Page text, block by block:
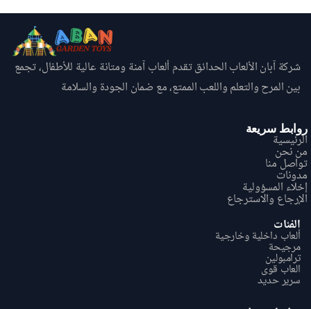
شركة آبان الألعاب الحدائق تقدم ألعاب آمنة ومتانة عالية للأطفال، تجمع
بين المرح والتعلم واللعب الممتع، مع ضمان الجودة والسلامة
روابط سريعة
الرئيسية
من نحن
تواصل منا
مدونات
إخلاء المسؤولية
الإرجاع والاسترجاع
الفئات
ألعاب داخلية وخارجية
مرجيحة
ترامبولين
العاب قوی
سریر حدید